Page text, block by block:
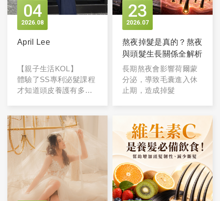
04
08
2026
April Lee
【親子生活KOL】
體驗了SS專利泌髮課程
才知道頭皮養護有多重
有得到改善，100% 胺
基酸系成分，溫和不刺
激，非常適合敏感性頭
皮。而且洗完頭髮超級
順！
23
07
2026
熬夜掉髮是真的？熬夜
與頭髮生長關係全解析
長期熬夜會影響荷爾蒙
分泌，導致毛囊進入休
止期，造成掉髮